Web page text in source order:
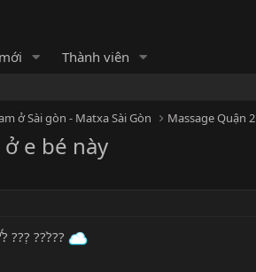
Thành viên
ở Sài gòn - Matxa Sài Gòn Massage Quận 2
e bé này
???̣ ???̀??